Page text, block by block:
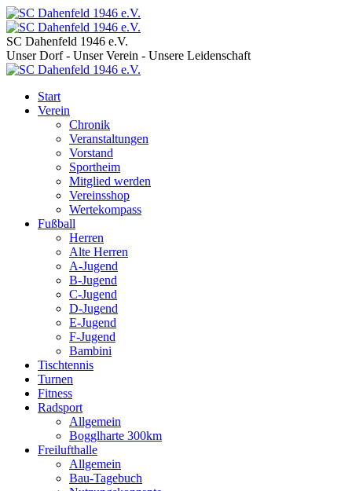
SC Dahenfeld 1946 e.V.
Unser Dorf - Unser Verein - Unsere Leidenschaft
Start
Verein
Chronik
Veranstaltungen
Vorstand
Sportheim
Mitglied werden
Vereinsshop
Wertekompass
Fußball
Herren
Alte Herren
A-Jugend
B-Jugend
C-Jugend
D-Jugend
E-Jugend
F-Jugend
Bambini
Tischtennis
Turnen
Fitness
Radsport
Allgemein
Bogglharte 300km
Freilufthalle
Allgemein
Bau-Tagebuch